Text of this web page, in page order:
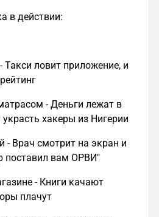
в действии:
Такси ловит приложение, и
- Деньги лежат в
хакеры из Нигерии
- Врач смотрит на экран и
поставил вам ОРВИ"
- Книги качают
плачут